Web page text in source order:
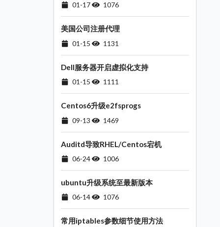
01-17 1076
美国公司注册代理
01-15 1131
Dell服务器开启虚拟化支持
01-15 1111
Centos6升级e2fsprogs
09-13 1469
Auditd导致RHEL/Centos宕机
06-24 1006
ubuntu升级系统至最新版本
06-14 1076
常用iptables参数细节使用方法